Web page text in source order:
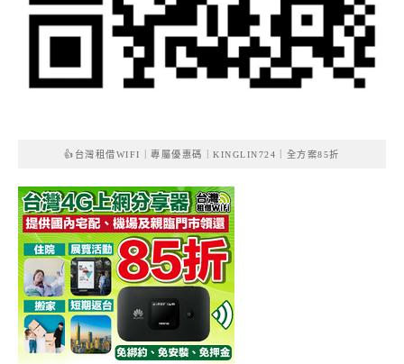
👍台灣租借WIFI｜專屬優惠碼｜KINGLIN724｜全方案85折